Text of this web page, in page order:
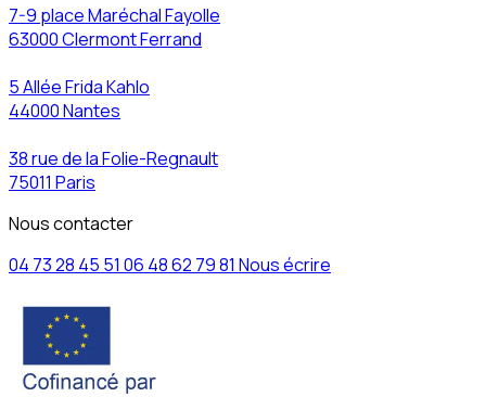
7-9 place Maréchal Fayolle
63000 Clermont Ferrand
5 Allée Frida Kahlo
44000 Nantes
38 rue de la Folie-Regnault
75011 Paris
Nous contacter
04 73 28 45 51 06 48 62 79 81 Nous écrire